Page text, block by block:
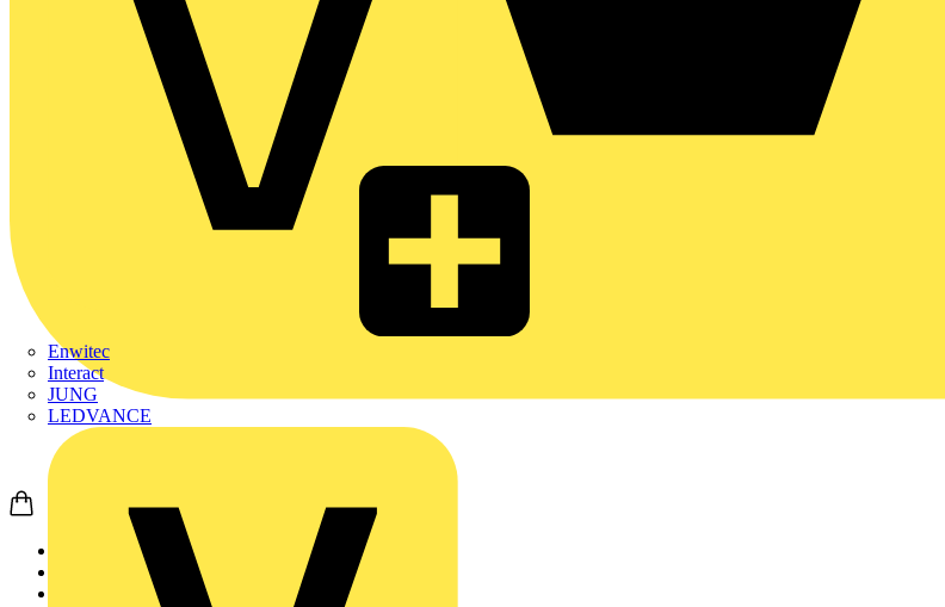
Enwitec
Interact
JUNG
LEDVANCE